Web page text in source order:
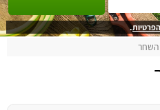
.
השחר